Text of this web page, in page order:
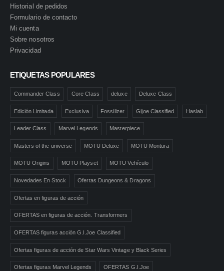
Historial de pedidos
Formulario de contacto
Mi cuenta
Sobre nosotros
Privacidad
ETIQUETAS POPULARES
Commander Class Core Class deluxe Deluxe Class
Edición Limitada Exclusiva Fossilizer Gijoe Classified Haslab
Leader Class Marvel Legends Masterpiece
Masters of the universe MOTU Deluxe MOTU Montura
MOTU Origins MOTU Playset MOTU Vehículo
Novedades En Stock Ofertas Dungeons & Dragons
Ofertas en figuras de acción
OFERTAS en figuras de acción. Transformers
OFERTAS figuras acción G.I.Joe Classified
Ofertas figuras de acción de Star Wars Vintage y Black Series
Ofertas figuras Marvel Legends OFERTAS G.I.Joe